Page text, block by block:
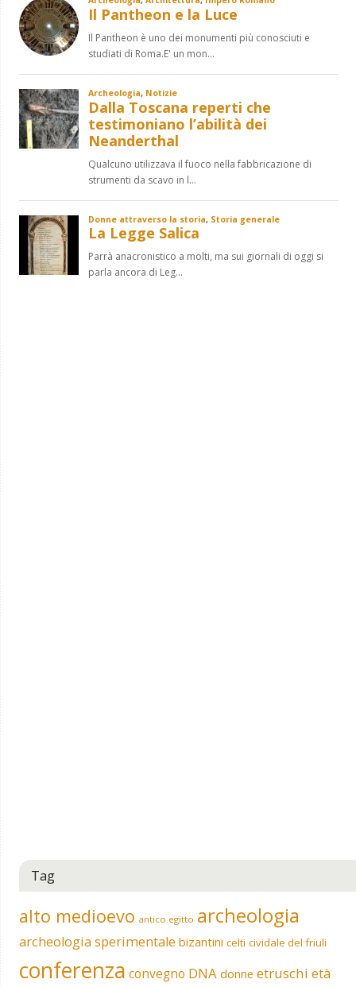
Tag
alto medioevo antico egitto archeologia
archeologia sperimentale bizantini celti cividale del friuli
conferenza convegno DNA donne etruschi età